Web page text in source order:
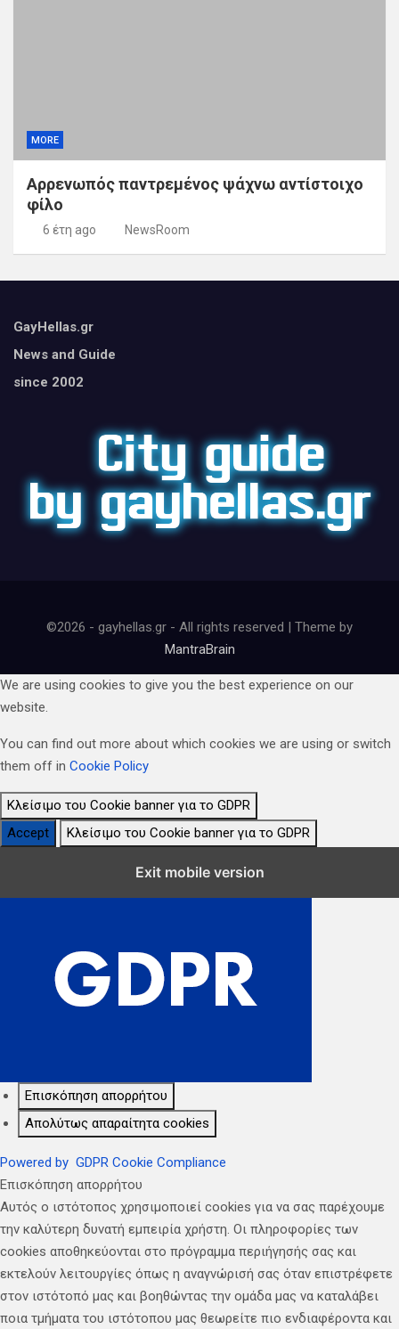
MORE
Αρρενωπός παντρεμένος ψάχνω αντίστοιχο
φίλο
6 έτη ago NewsRoom
GayHellas.gr
News and Guide
since 2002
©2026 - gayhellas.gr - All rights reserved | Theme by
MantraBrain
We are using cookies to give you the best experience on our
website.
You can find out more about which cookies we are using or switch
them off in Cookie Policy
Κλείσιμο του Cookie banner για το GDPR
Accept
Κλείσιμο του Cookie banner για το GDPR
Exit mobile version
Επισκόπηση απορρήτου
Απολύτως απαραίτητα cookies
Powered by GDPR Cookie Compliance
Επισκόπηση απορρήτου
Αυτός ο ιστότοπος χρησιμοποιεί cookies για να σας παρέχουμε
την καλύτερη δυνατή εμπειρία χρήστη. Οι πληροφορίες των
cookies αποθηκεύονται στο πρόγραμμα περιήγησής σας και
εκτελούν λειτουργίες όπως η αναγνώρισή σας όταν επιστρέφετε
στον ιστότοπό μας και βοηθώντας την ομάδα μας να καταλάβει
ποια τμήματα του ιστότοπου μας θεωρείτε πιο ενδιαφέροντα και